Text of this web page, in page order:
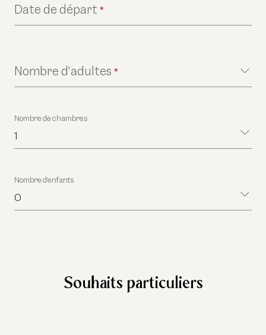
Date de départ *
Nombre d’adultes *
Nombre de chambres
1
Nombre d’enfants
0
Souhaits particuliers